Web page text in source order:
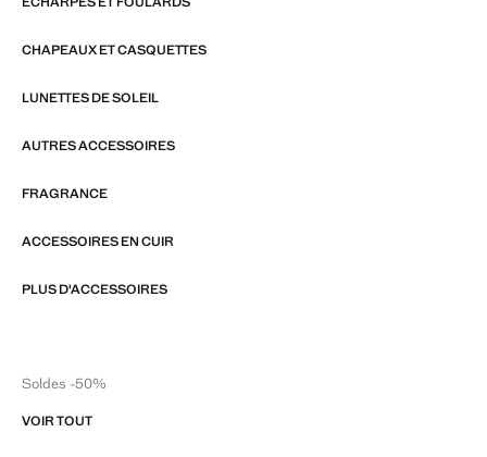
CHAPEAUX ET CASQUETTES
LUNETTES DE SOLEIL
AUTRES ACCESSOIRES
FRAGRANCE
ACCESSOIRES EN CUIR
PLUS D'ACCESSOIRES
Soldes -50%
VOIR TOUT